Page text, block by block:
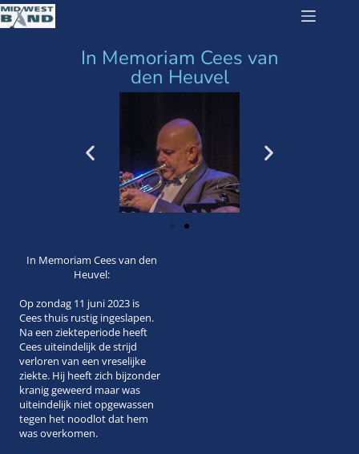
In Memoriam Cees van
den Heuvel
In Memoriam Cees van den
Heuvel:
Op zondag 11 juni 2023 is
Cees thuis rustig ingeslapen.
Na een ziekteperiode heeft
Cees uiteindelijk de strijd
verloren van een vreselijke
ziekte. Hij heeft zich bijzonder
kranig geweerd maar was
uiteindelijk niet opgewassen
tegen het noodlot dat hem
was overkomen.